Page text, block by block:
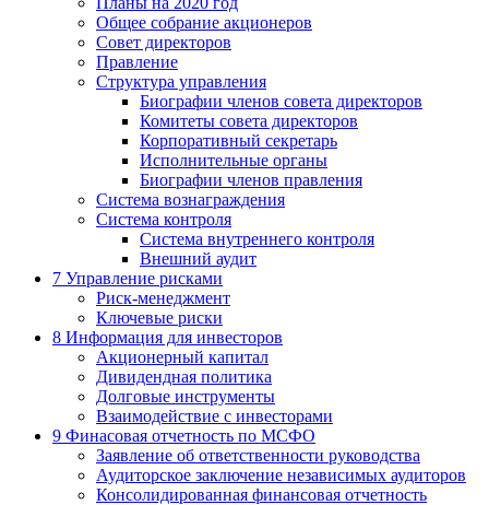
Общее собрание акционеров
Совет директоров
Правление
Структура управления
Биографии членов совета директоров
Комитеты совета директоров
Корпоративный секретарь
Исполнительные органы
Биографии членов правления
Система вознаграждения
Система контроля
Система внутреннего контроля
Внешний аудит
7 Управление рисками
Риск-менеджмент
Ключевые риски
8 Информация для инвесторов
Акционерный капитал
Дивидендная политика
Долговые инструменты
Взаимодействие с инвеcторами
9 Финасовая отчетность по МСФО
Заявление об ответственности руководства
Аудиторское заключение независимых аудиторов
Консолидированная финансовая отчетность